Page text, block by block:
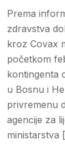
Prema
zdravstva
kroz Covax
početkom
kontingenta
u Bosnu i
privremenu
agencije za
ministarstva